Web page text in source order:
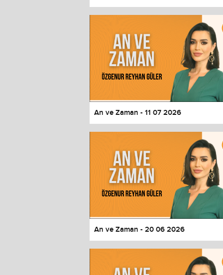
Window
Color
Transparency
Font Size
Text Edge Style
Font Family
Resetrestore all settings to the default
Close Modal Dialog
End of dialog window.
An ve Zaman - 11 07 2026
An ve Zaman - 20 06 2026